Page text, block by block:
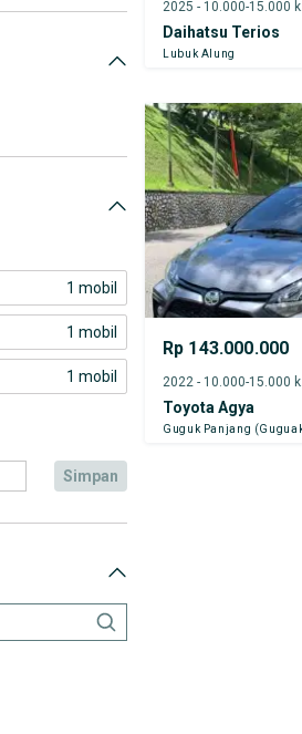
1 mobil
1 mobil
1 mobil
simpan
Daihatsu Terios
Lubuk Alung
Rp 143.000.000
Toyota Agya
Guguk Panjang